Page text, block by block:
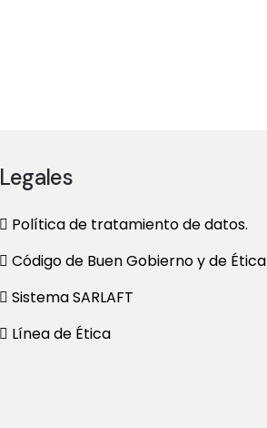
Legales
Política de tratamiento de datos.
Código de Buen Gobierno y de Ética
Sistema SARLAFT
Línea de Ética